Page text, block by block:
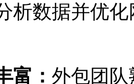
析数据并优化
富： 外包团队